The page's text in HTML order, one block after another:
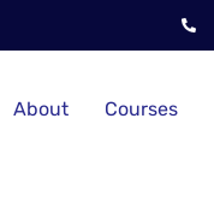
About Courses